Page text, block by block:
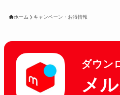
ホーム キャンペーン・お得情報
ダウン
メ